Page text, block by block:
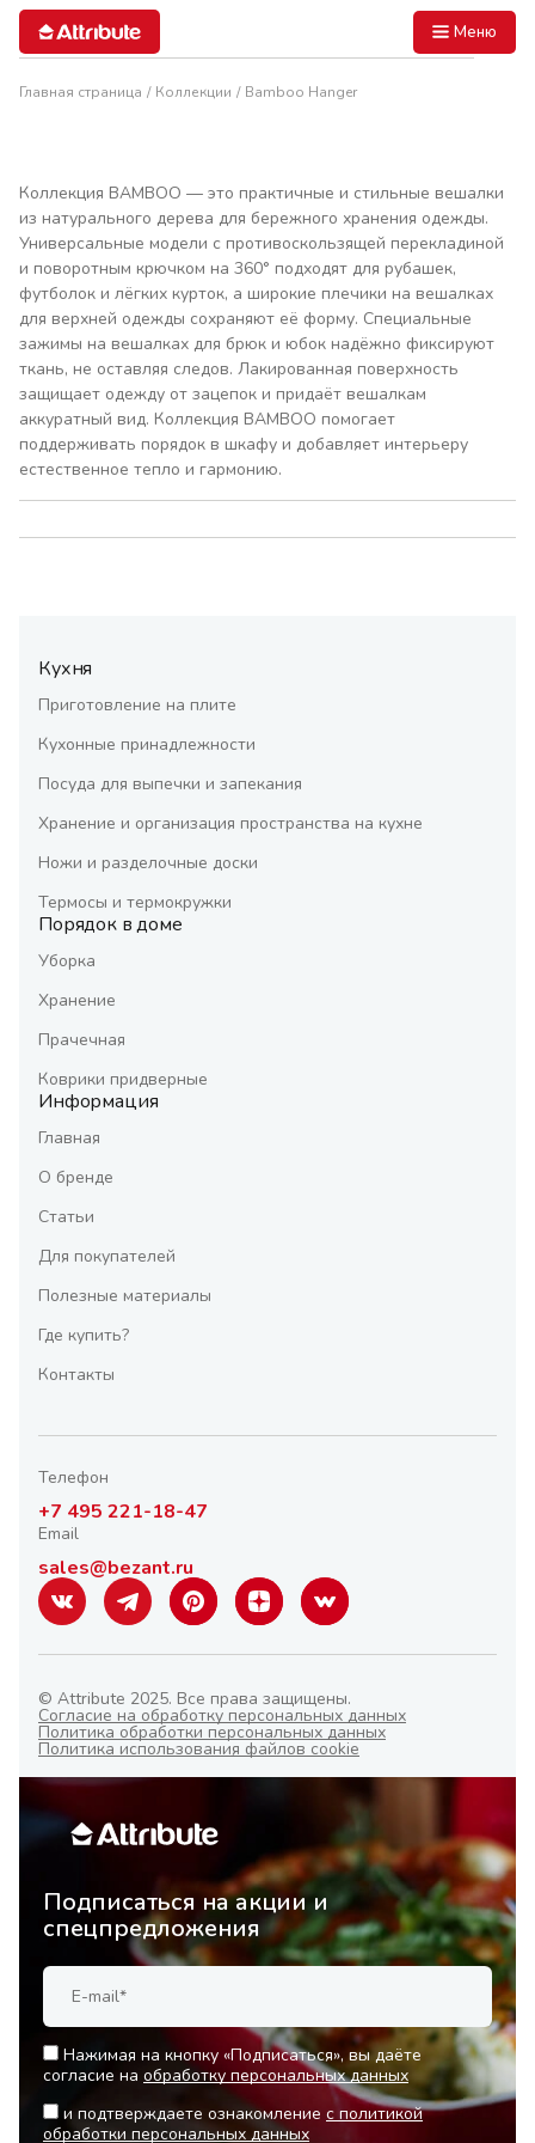
Меню
Главная страница Коллекции Bamboo Hanger
Коллекция BAMBOO — это практичные и стильные вешалки
из натурального дерева для бережного хранения одежды.
Универсальные модели с противоскользящей перекладиной
и поворотным крючком на 360° подходят для рубашек,
футболок и лёгких курток, а широкие плечики на вешалках
для верхней одежды сохраняют её форму. Специальные
зажимы на вешалках для брюк и юбок надёжно фиксируют
ткань, не оставляя следов. Лакированная поверхность
защищает одежду от зацепок и придаёт вешалкам
аккуратный вид. Коллекция BAMBOO помогает
поддерживать порядок в шкафу и добавляет интерьеру
естественное тепло и гармонию.
Кухня
Приготовление на плите
Кухонные принадлежности
Посуда для выпечки и запекания
Хранение и организация пространства на кухне
Ножи и разделочные доски
Термосы и термокружки
Порядок в доме
Уборка
Хранение
Прачечная
Коврики придверные
Информация
Главная
О бренде
Статьи
Для покупателей
Полезные материалы
Где купить?
Контакты
Телефон
+7 495 221-18-47
Email
sales@bezant.ru
© Attribute 2025. Все права защищены.
Согласие на обработку персональных данных
Политика обработки персональных данных
Политика использования файлов cookie
Подписаться на акции и
спецпредложения
Нажимая на кнопку «Подписаться», вы даёте
согласие на обработку персональных данных
и подтверждаете ознакомление с политикой
обработки персональных данных